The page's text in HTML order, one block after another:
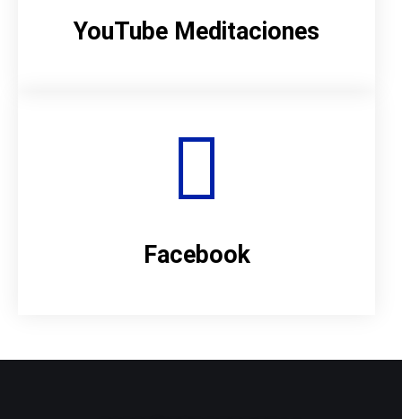
YouTube Meditaciones
Facebook